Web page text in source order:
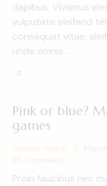
dapibus. Vivamus
vulputate eleifend
consequat vitae,
unde omnis…
Pink or blue?
games
Gender reveal
Proin faucibus nec